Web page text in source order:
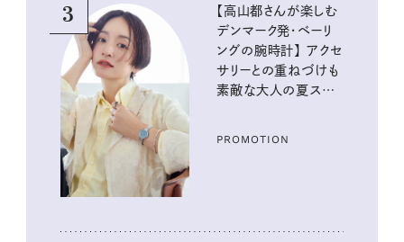
3
【高山都さんが楽しむ
デンマーク発・ベーリ
ングの腕時計】 アクセ
サリーとの重ねづけも
素敵な大人の夏スタイ
PROMOTION